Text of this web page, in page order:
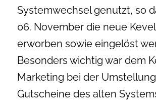
Systemwechsel genutzt, so
06. November die neue
erworben sowie eingelöst
Besonders wichtig war dem
Marketing bei der
Gutscheine des alten